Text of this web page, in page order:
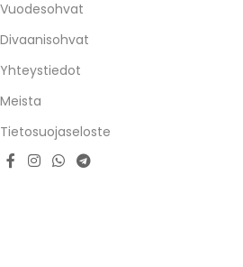
Vuodesohvat
Divaanisohvat
Yhteystiedot
Meista
Tietosuojaseloste